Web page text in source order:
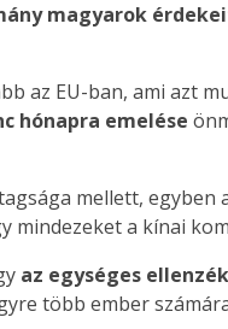
magyarok
az EU-ban, ami azt
hónapra emelése
mellett,
mindezeket a kínai
az egységes
több ember